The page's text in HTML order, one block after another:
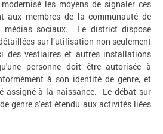
les moyens de signaler ces
aux membres de la communauté de
médias sociaux. Le district dispose
sur l’utilisation non seulement
des vestiaires et autres installations
personne doit être autorisée à
à son identité de genre, et
assigné à la naissance. Le débat sur
genre s’est étendu aux activités liées